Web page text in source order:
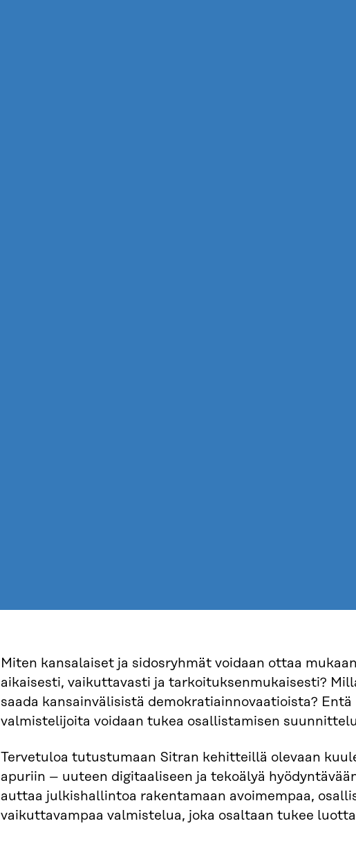
Miten kansalaiset ja sidosryhmät voidaan ottaa
aikaisesti, vaikuttavasti ja tarkoituksenmukaisesti?
saada kansainvälisistä demokratiainnovaatioista?
valmistelijoita voidaan tukea osallistamisen
Tervetuloa tutustumaan Sitran kehitteillä olevaan
apuriin – uuteen digitaaliseen ja tekoälyä
auttaa julkishallintoa rakentamaan avoimempaa,
vaikuttavampaa valmistelua, joka osaltaan tukee